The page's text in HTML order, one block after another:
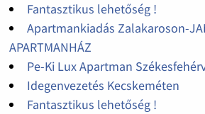
Fantasztikus lehetőség !
Apartmankiadás Zalakaroson-
APARTMANHÁZ
Pe-Ki Lux Apartman
Idegenvezetés Kecskeméten
Fantasztikus lehetőség !